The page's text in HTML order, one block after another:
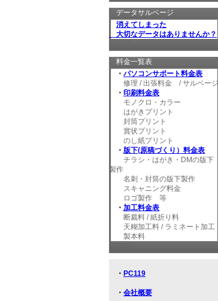
データサルベージ
消えてしまった
大切なデータはありませんか？
料金一覧表
・ パソコンサポート料金表
修理 / 出張料金 / サルベージ
・ 印刷料金表
モノクロ・カラー
はがきプリント
封筒プリント
賞状プリント
のし紙プリント
・ 版下(原稿づくり）料金表
チラシ・はがき・DMの版下
製作
名刺・封筒の版下製作
スキャニング料金
ロゴ製作 等
・ 加工料金表
断裁料 / 紙折り料
天糊加工料 / ラミネート加工
製本料
・ PC119
・ 会社概要